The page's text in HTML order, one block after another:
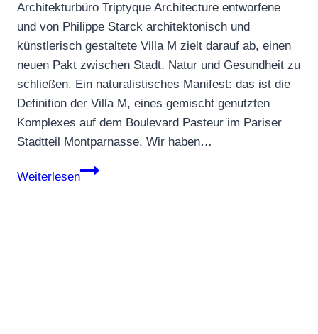
Architekturbüro Triptyque Architecture entworfene
und von Philippe Starck architektonisch und
künstlerisch gestaltete Villa M zielt darauf ab, einen
neuen Pakt zwischen Stadt, Natur und Gesundheit zu
schließen. Ein naturalistisches Manifest: das ist die
Definition der Villa M, eines gemischt genutzten
Komplexes auf dem Boulevard Pasteur im Pariser
Stadtteil Montparnasse. Wir haben…
Weiterlesen
Villa